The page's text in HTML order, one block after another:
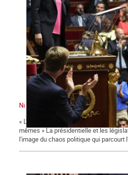
Ni le gouvernement ni l'Assemblée ne
« L'émancipation des travailleurs sera
mêmes » La présidentielle et les
l'image du chaos politique qui parcourt